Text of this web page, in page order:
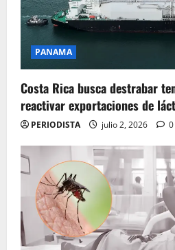
PANAMA
Costa Rica busca destrabar
reactivar exportaciones de
PERIODISTA julio 2, 2026 0